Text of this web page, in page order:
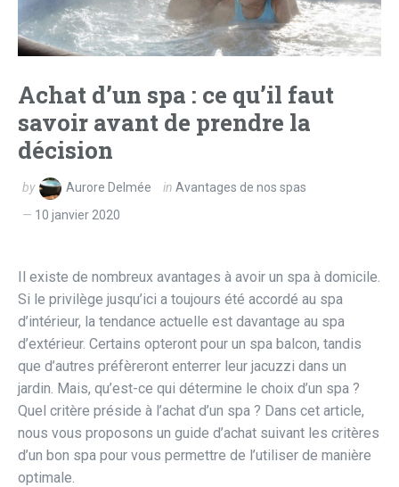
Achat d’un spa : ce qu’il faut
savoir avant de prendre la
décision
by Aurore Delmée in Avantages de nos spas
10 janvier 2020
Il existe de nombreux avantages à avoir un spa à domicile.
Si le privilège jusqu’ici a toujours été accordé au spa
d’intérieur, la tendance actuelle est davantage au spa
d’extérieur. Certains opteront pour un spa balcon, tandis
que d’autres préfèreront enterrer leur jacuzzi dans un
jardin. Mais, qu’est-ce qui détermine le choix d’un spa ?
Quel critère préside à l’achat d’un spa ? Dans cet article,
nous vous proposons un guide d’achat suivant les critères
d’un bon spa pour vous permettre de l’utiliser de manière
optimale.